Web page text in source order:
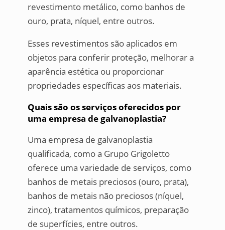
revestimento metálico, como banhos de
ouro, prata, níquel, entre outros.
Esses revestimentos são aplicados em
objetos para conferir proteção, melhorar a
aparência estética ou proporcionar
propriedades específicas aos materiais.
Quais são os serviços oferecidos por
uma empresa de galvanoplastia?
Uma empresa de galvanoplastia
qualificada, como a Grupo Grigoletto
oferece uma variedade de serviços, como
banhos de metais preciosos (ouro, prata),
banhos de metais não preciosos (níquel,
zinco), tratamentos químicos, preparação
de superfícies, entre outros.